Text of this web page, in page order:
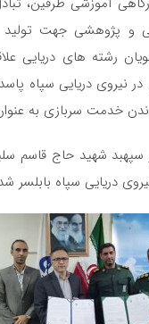
و پژوهشی جهت
رشته های دریایی
نیروی دریایی سپاه
خدمت سربازی به
شهید حاج قاسم
دریایی سپاه بابلسر